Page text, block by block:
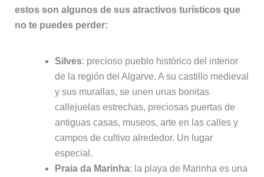
estos son algunos de sus atractivos turísticos que
no te puedes perder:
Silves: precioso pueblo histórico del interior
de la región del Algarve. A su castillo medieval
y sus murallas, se unen unas bonitas
callejuelas estrechas, preciosas puertas de
antiguas casas, museos, arte en las calles y
campos de cultivo alrededor. Un lugar
especial.
Praia da Marinha: la playa de Marinha es una